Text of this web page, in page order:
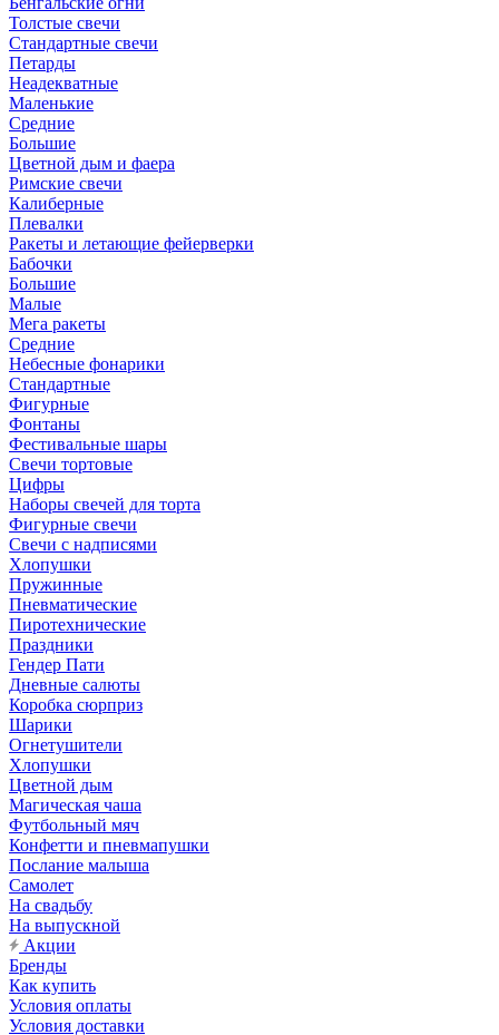
Толстые свечи
Стандартные свечи
Петарды
Неадекватные
Маленькие
Средние
Большие
Цветной дым и фаера
Римские свечи
Калиберные
Плевалки
Ракеты и летающие фейерверки
Бабочки
Большие
Малые
Мега ракеты
Средние
Небесные фонарики
Стандартные
Фигурные
Фонтаны
Фестивальные шары
Свечи тортовые
Цифры
Наборы свечей для торта
Фигурные свечи
Свечи с надписями
Хлопушки
Пружинные
Пневматические
Пиротехнические
Праздники
Гендер Пати
Дневные салюты
Коробка сюрприз
Шарики
Огнетушители
Хлопушки
Цветной дым
Магическая чаша
Футбольный мяч
Конфетти и пневмапушки
Послание малыша
Самолет
На свадьбу
На выпускной
Акции
Бренды
Как купить
Условия оплаты
Условия доставки